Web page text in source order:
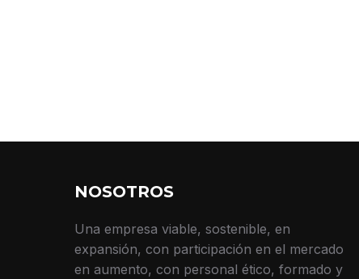
NOSOTROS
Una empresa viable, sostenible, en
expansión, con participación en el mercado
en aumento, con personal ético, formado y